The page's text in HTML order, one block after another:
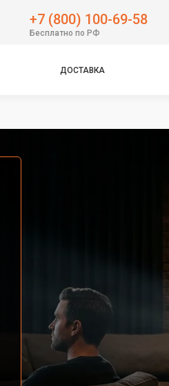
+7 (800) 100-69-58
Бесплатно по РФ
ДОСТАВКА